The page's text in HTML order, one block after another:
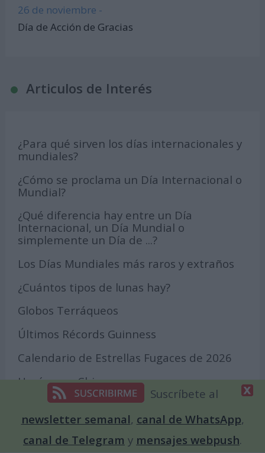
26 de noviembre -
Día de Acción de Gracias
Articulos de Interés
¿Para qué sirven los días internacionales y
mundiales?
¿Cómo se proclama un Día Internacional o
Mundial?
¿Qué diferencia hay entre un Día
Internacional, un Día Mundial o
simplemente un Día de ...?
Los Días Mundiales más raros y extraños
¿Cuántos tipos de lunas hay?
Globos Terráqueos
Últimos Récords Guinness
Calendario de Estrellas Fugaces de 2026
Horóscopo Chino
Días Internacionales y el cuidado de la
alimentación
Santos Patrones de Profesiones
Suscríbete al
newsletter semanal, canal de WhatsApp,
canal de Telegram y mensajes webpush.